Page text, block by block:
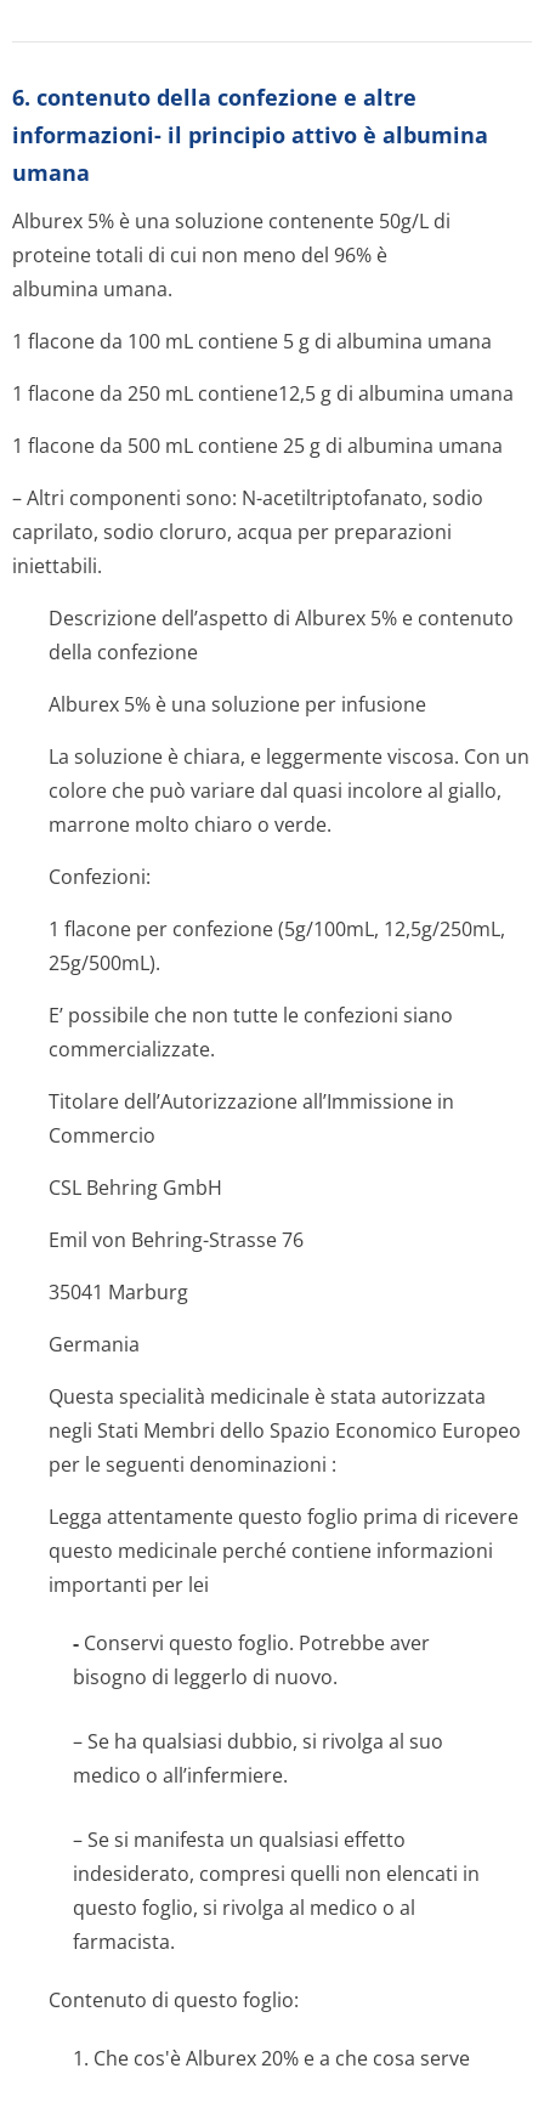
6. contenuto della confezione e altre
informazioni- il principio attivo è albumina
umana
Alburex 5% è una soluzione contenente 50g/L di
proteine totali di cui non meno del 96% è
albumina umana.
1 flacone da 100 mL contiene 5 g di albumina umana
1 flacone da 250 mL contiene12,5 g di albumina umana
1 flacone da 500 mL contiene 25 g di albumina umana
– Altri componenti sono: N-acetiltriptofanato, sodio
caprilato, sodio cloruro, acqua per preparazioni
iniettabili.
Descrizione dell’aspetto di Alburex 5% e contenuto
della confezione
Alburex 5% è una soluzione per infusione
La soluzione è chiara, e leggermente viscosa. Con un
colore che può variare dal quasi incolore al giallo,
marrone molto chiaro o verde.
Confezioni:
1 flacone per confezione (5g/100mL, 12,5g/250mL,
25g/500mL).
E’ possibile che non tutte le confezioni siano
commercializzate.
Titolare dell’Autorizzazione all’Immissione in
Commercio
CSL Behring GmbH
Emil von Behring-Strasse 76
35041 Marburg
Germania
Questa specialità medicinale è stata autorizzata
negli Stati Membri dello Spazio Economico Europeo
per le seguenti denominazioni :
Legga attentamente questo foglio prima di ricevere
questo medicinale perché contiene informazioni
importanti per lei
- Conservi questo foglio. Potrebbe aver
bisogno di leggerlo di nuovo.
– Se ha qualsiasi dubbio, si rivolga al suo
medico o all’infermiere.
– Se si manifesta un qualsiasi effetto
indesiderato, compresi quelli non elencati in
questo foglio, si rivolga al medico o al
farmacista.
Contenuto di questo foglio:
1. Che cos'è Alburex 20% e a che cosa serve